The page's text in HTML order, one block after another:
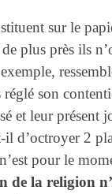
sur le
plus près ils
son
et leur présent
d’octroyer 2
pour le
de la religion